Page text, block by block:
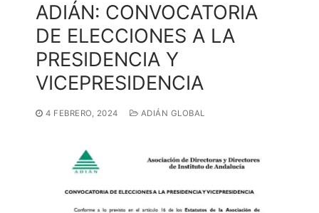
Buscar:
ADIÁN: CONVOCATORIA
DE ELECCIONES A LA
PRESIDENCIA Y
VICEPRESIDENCIA
4 FEBRERO, 2024 ADIÁN GLOBAL